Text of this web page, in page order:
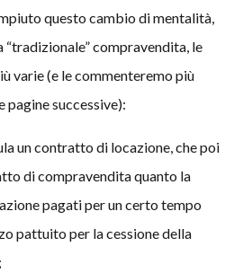
questo cambio di mentalità,
“tradizionale” compravendita, le
varie (e le commenteremo più
successive):
un contratto di locazione, che poi
di compravendita quanto la
pagati per un certo tempo
pattuito per la cessione della